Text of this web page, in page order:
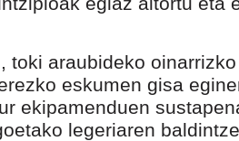
toki araubideko
eskumen gisa
ekipamenduen
legeriaren